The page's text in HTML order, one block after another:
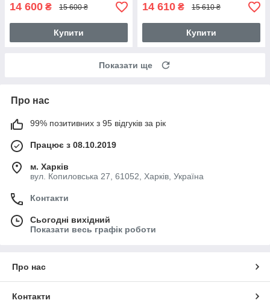
14 600 ₴ 15 600 ₴
Купити
14 610 ₴ 15 610 ₴
Купити
Показати ще
Про нас
99% позитивних з 95 відгуків за рік
Працює з 08.10.2019
м. Харків
вул. Копиловська 27, 61052, Харків, Україна
Контакти
Сьогодні вихідний
Показати весь графік роботи
Про нас
Контакти